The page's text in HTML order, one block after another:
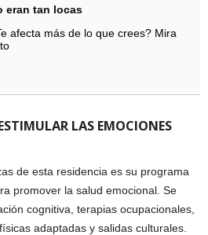
eran tan locas
afecta más de lo que crees? Mira
LAS EMOCIONES
de esta residencia es su programa
promover la salud emocional. Se
cognitiva, terapias ocupacionales,
adaptadas y salidas culturales.